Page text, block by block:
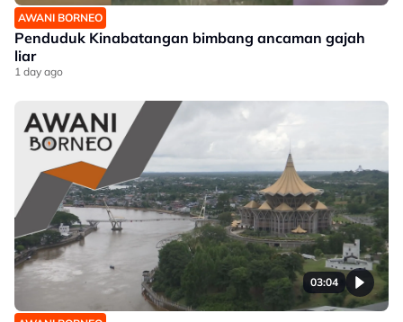
AWANI BORNEO
Penduduk Kinabatangan bimbang ancaman gajah
liar
1 day ago
03:04